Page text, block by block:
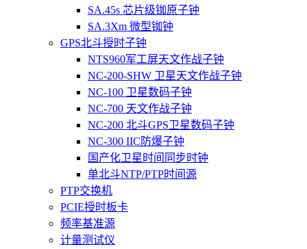
SA.45s 芯片级铷原子钟
SA.3Xm 微型铷钟
GPS北斗授时子钟
NTS960军工屏天文作战子钟
NC-200-SHW 卫星天文作战子钟
NC-100 卫星数码子钟
NC-700 天文作战子钟
NC-200 北斗GPS卫星数码子钟
NC-300 IIC防爆子钟
国产化卫星时间同步时钟
单北斗NTP/PTP时间源
PTP交换机
PCIE授时板卡
频率基准源
计量测试仪